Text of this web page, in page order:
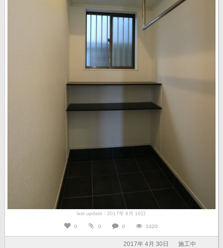
last update : 2017年 6月 10日
0 0 0 1420
2017年 4月 30日 施工中